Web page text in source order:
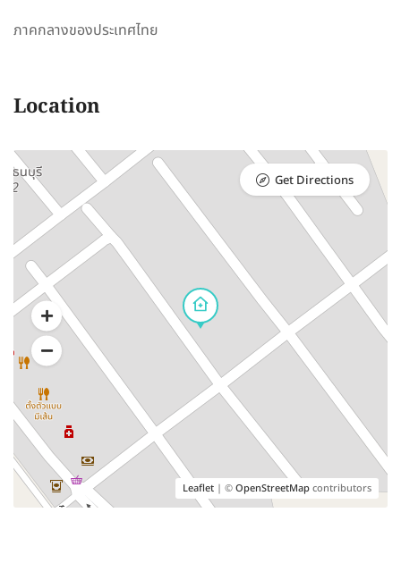
ภาคกลางของประเทศไทย
Location
Leaflet | ©OpenStreetMapcontributors
Get Directions